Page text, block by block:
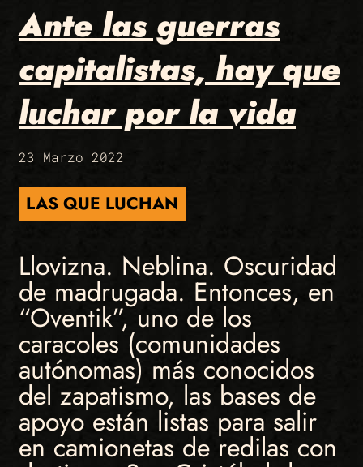
Ante las guerras
capitalistas, hay que
luchar por la vida
23 Marzo 2022
LAS QUE LUCHAN
Llovizna. Neblina. Oscuridad
de madrugada. Entonces, en
“Oventik”, uno de los
caracoles (comunidades
autónomas) más conocidos
del zapatismo, las bases de
apoyo están listas para salir
en camionetas de redilas con